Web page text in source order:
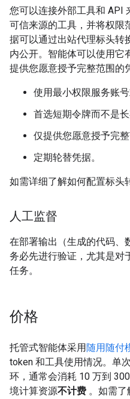
您可以连接外部工具和 API
可信来源的工具，并将权限
据可以通过出站代理标头转
内公开。智能体可以使用它
提供您愿意授予完整范围的
使用最小权限服务账号
首选短期令牌而不是长
仅提供您愿意授予完整
定期轮替凭据。
如需详细了解如何配置标头
人工监督
在部署输出（生成的代码、
务必先进行验证，尤其是对
任务。
价格
托管式智能体采用随用随付
token 和工具使用情况。单
环，通常会消耗 10 万到
境计算资源不计费 。如需了